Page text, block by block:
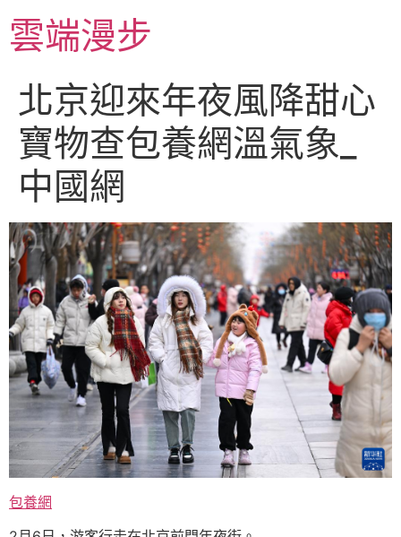
至雲端漫步
北京迎來年夜風降甜心
寶物查包養網溫氣象_
中國網
包養網